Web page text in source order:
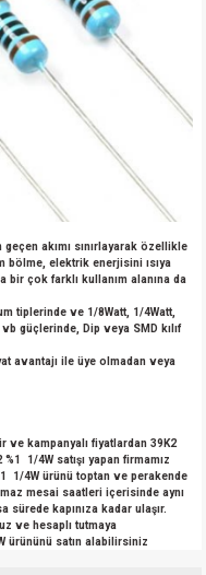
akımı sınırlayarak özellikle
bölme, elektrik enerjisini ısıya
bir çok farklı kullanım alanına da
tiplerinde ve 1/8Watt, 1/4Watt,
vb güçlerinde, Dip veya SMD kılıf
avantajı ile üye olmadan veya
ve kampanyalı fiyatlardan 39K2
1/4W satışı yapan firmamız
1/4W ürünü toptan ve perakende
mesai saatleri içerisinde aynı
sürede kapınıza kadar ulaşır.
ve hesaplı tutmaya
ürününü satın alabilirsiniz